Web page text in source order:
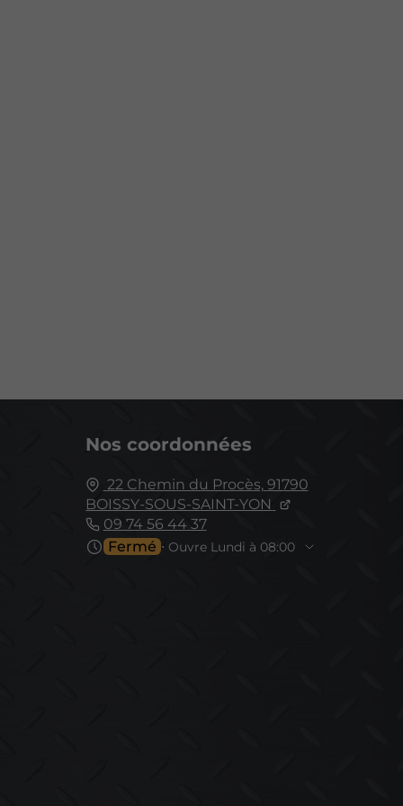
Nos coordonnées
22 Chemin du Procès, 91790
BOISSY-SOUS-SAINT-YON
09 74 56 44 37
Fermé ⋅ Ouvre Lundi à 08:00